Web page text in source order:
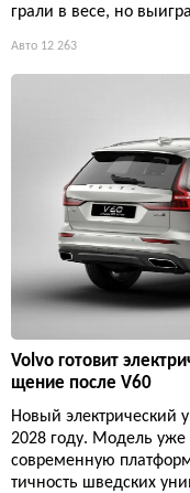
грали в весе, но
Авто 12 263
Volvo готовит
щение после V60
Новый электрический
2028 году. Модель уже
современную
тичность шведских